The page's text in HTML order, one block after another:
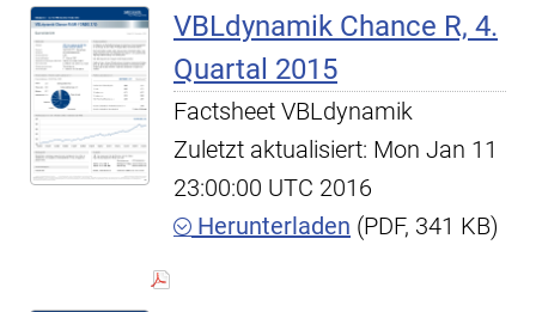
VBLdynamik Chance R, 4.
Quartal 2015
Factsheet VBLdynamik
Zuletzt aktualisiert: Mon Jan 11
23:00:00 UTC 2016
Herunterladen (PDF, 341 KB)